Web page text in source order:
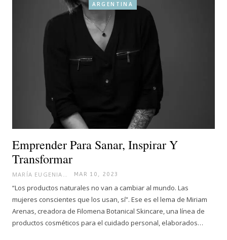
ARGENTINA
Emprender Para Sanar, Inspirar Y
Transformar
MAR 10, 2023
“Los productos naturales no van a cambiar al mundo. Las
mujeres conscientes que los usan, sí”. Ese es el lema de Miriam
Arenas, creadora de Filomena Botanical Skincare, una línea de
productos cosméticos para el cuidado personal, elaborados…